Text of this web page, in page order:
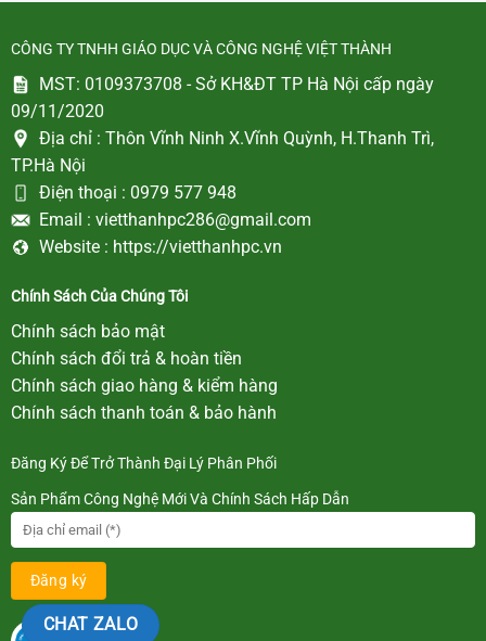
CÔNG TY TNHH GIÁO DỤC VÀ CÔNG NGHỆ VIỆT THÀNH
MST: 0109373708 - Sở KH&ĐT TP Hà Nội cấp ngày
09/11/2020
Địa chỉ : Thôn Vĩnh Ninh X.Vĩnh Quỳnh, H.Thanh Trì,
TP.Hà Nội
Điện thoại : 0979 577 948
Email : vietthanhpc286@gmail.com
Website : https://vietthanhpc.vn
Chính Sách Của Chúng Tôi
Chính sách bảo mật
Chính sách đổi trả & hoàn tiền
Chính sách giao hàng & kiểm hàng
Chính sách thanh toán & bảo hành
Đăng Ký Để Trở Thành Đại Lý Phân Phối
Sản Phẩm Công Nghệ Mới Và Chính Sách Hấp Dẫn
CHAT ZALO